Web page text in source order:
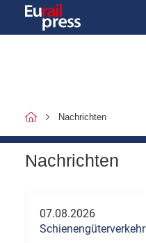
Nachrichten
Nachrichten
07.08.2026
Schienengüterverkehr